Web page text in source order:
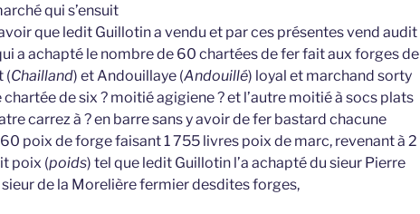
qui s’ensuit
que ledit Guillotin a vendu et par ces présentes vend audit
a achapté le nombre de 60 chartées de fer fait aux forges de
(Chailland) et Andouillaye (Andouillé) loyal et marchand sorty
chartée de six ? moitié agigiene ? et l’autre moitié à socs plats
carrez à ? en barre sans y avoir de fer bastard chacune
poix de forge faisant 1 755 livres poix de marc, revenant à 2
poix (poids) tel que ledit Guillotin l’a achapté du sieur Pierre
de la Morelière fermier desdites forges,